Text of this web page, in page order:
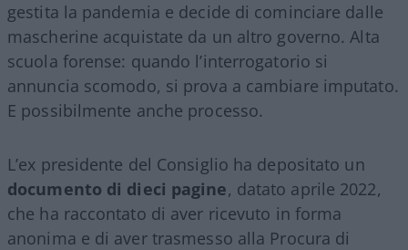
gestita la pandemia e decide di cominciare dalle
mascherine acquistate da un altro governo. Alta
scuola forense: quando l’interrogatorio si
annuncia scomodo, si prova a cambiare imputato.
E possibilmente anche processo.
L’ex presidente del Consiglio ha depositato un
documento di dieci pagine, datato aprile 2022,
che ha raccontato di aver ricevuto in forma
anonima e di aver trasmesso alla Procura di